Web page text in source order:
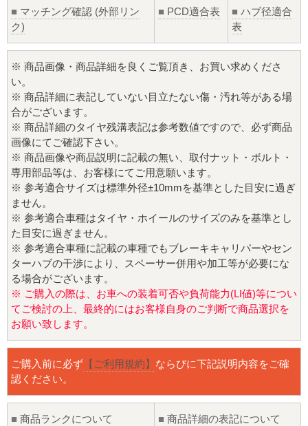
■ マッチング確認 (外部リン
ク)
■ PCD適合表 ■ ハブ径適合
表
※ 商品画像・商品詳細を良くご覧頂き、お買い求めくださ
い。
※ 商品詳細に表記していない目立たない傷・汚れ等がある場
合がございます。
※ 商品詳細のタイヤ残溝表記は参考数値ですので、必ず商品
画像にてご確認下さい。
※ 商品画像や商品説明に記載の無い、取付ナット・ボルト・
専用部品等は、お客様にてご用意願います。
※ 参考適合サイズは標準外径±10mmを基準とした目安に過ぎ
ません。
※ 参考適合車種はタイヤ・ホイールのサイズのみを基準とし
た目安に過ぎません。
※ 参考適合車種に記載の車種でもブレーキキャリパーやセン
ターハブの干渉により、スペーサー併用や加工等が必要にな
る場合がございます。
※ ご購入の際は、お車への装着可否や負荷能力(LI値)等につい
てご検討の上、最終的にはお客様自身のご判断で商品選択を
お願い致します。
ご購入前に必ず 【ご利用規約】 ならびに下記説明内容をご確
認ください。
■ 商品ランクについて ■ 商品詳細の表記について